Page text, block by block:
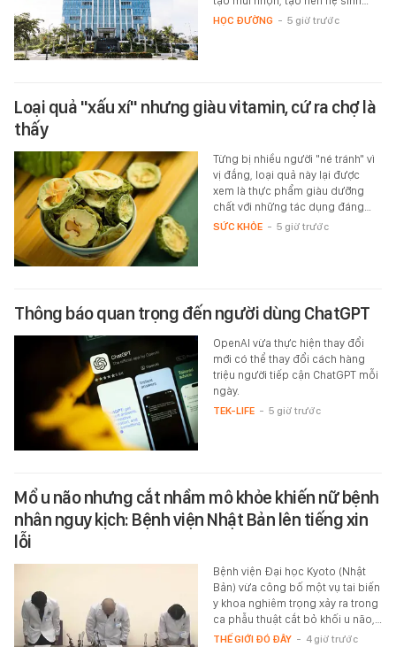
HỌC ĐƯỜNG - 5 giờ trước
Loại quả "xấu xí" nhưng giàu vitamin, cứ ra chợ là
thấy
Từng bị nhiều người "né tránh" vì
vị đắng, loại quả này lại được
xem là thực phẩm giàu dưỡng
chất với những tác dụng đáng…
SỨC KHỎE - 5 giờ trước
Thông báo quan trọng đến người dùng ChatGPT
OpenAI vừa thực hiện thay đổi
mới có thể thay đổi cách hàng
triệu người tiếp cận ChatGPT mỗi
ngày.
TEK-LIFE - 5 giờ trước
Mổ u não nhưng cắt nhầm mô khỏe khiến nữ bệnh
nhân nguy kịch: Bệnh viện Nhật Bản lên tiếng xin
lỗi
Bệnh viện Đại học Kyoto (Nhật
Bản) vừa công bố một vụ tai biến
y khoa nghiêm trọng xảy ra trong
ca phẫu thuật cắt bỏ khối u não,…
THẾ GIỚI ĐÓ ĐÂY - 4 giờ trước